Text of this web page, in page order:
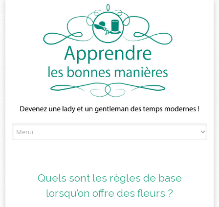
to
Quels sont les règles de base
lorsqu’on offre des fleurs ?